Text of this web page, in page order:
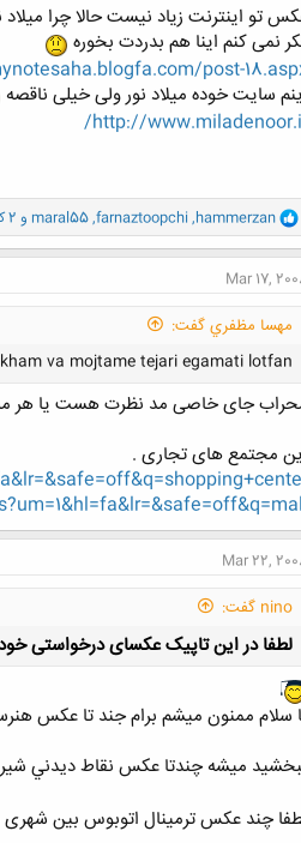
تو اینترنت زیاد نیست حالا چرا میلاد
نمی کنم اینا هم بدردت بخوره
post-
سایت خوده میلاد نور ولی خیلی ناقصه
http://
و
ا
ک
ن
ش
ا
hammerzan
,
farnaztoopchi
,
maral55 و 2 کاربر دیگر
Mar 17,
مهسا مظفري گفت:
va mojtame tejari egamati lotfan
جای خاصی مد نظرت هست یا هر
مجتمع های تجاری .
Mar 22,
nino گفت:
لطفا در این تاپیک عکسای درخواستی
سلام ممنون ميشم برام جند تا عكس
ميشه چندتا عكس نقاط ديدني
چند عکس ترمینال اتوبوس بین